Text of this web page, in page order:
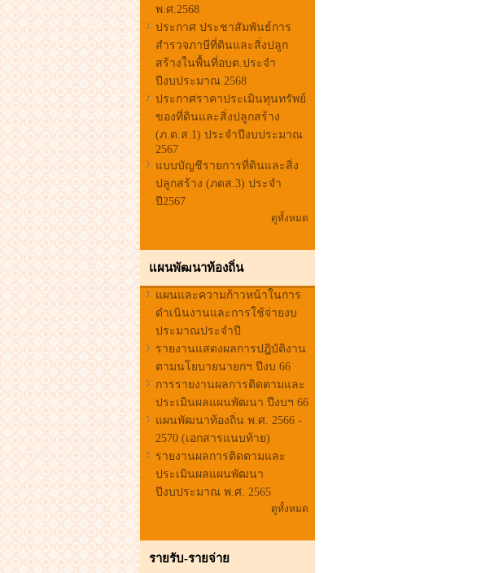
พ.ศ.2568
ประกาศ ประชาสัมพันธ์การ
สำรวจภาษีที่ดินและสิ่งปลูก
สร้างในพื้นที่อบต.ประจำ
ปีงบประมาณ 2568
ประกาศราคาประเมินทุนทรัพย์
ของที่ดินและสิ่งปลูกสร้าง
(ภ.ด.ส.1) ประจำปีงบประมาณ
2567
แบบบัญชีรายการที่ดินและสิ่ง
ปลูกสร้าง (ภดส.3) ประจำ
ปี2567
ดูทั้งหมด
แผนพัฒนาท้องถิ่น
แผนและความก้าวหน้าในการ
ดำเนินงานและการใช้จ่ายงบ
ประมาณประจำปี
รายงานแสดงผลการปฎิบัติงาน
ตามนโยบายนายกฯ ปีงบ 66
การรายงานผลการติดตามและ
ประเมินผลแผนพัฒนา ปีงบฯ 66
แผนพัฒนาท้องถิ่น พ.ศ. 2566 -
2570 (เอกสารแนบท้าย)
รายงานผลการติดตามและ
ประเมินผลแผนพัฒนา
ปีงบประมาณ พ.ศ. 2565
ดูทั้งหมด
รายรับ-รายจ่าย